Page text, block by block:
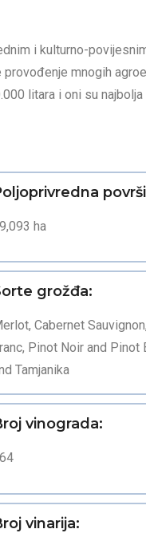
i kulturno-
mnogih
litara i oni su
ha
grožđa:
Cabernet
Pinot Noir and Pinot
Tamjanika
vinograda:
vinarija: